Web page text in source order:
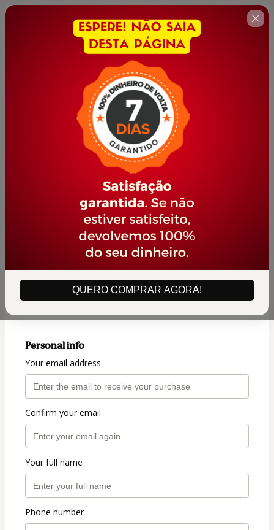
QUERO COMPRAR AGORA!
🇺🇸 Change country
GESTÃO EMPRESARIAL
Author: PORTAL JOVEM EMPREENDEDOR
$42.00
(+ applicable taxes. Click herefor more
information)
Personal info
Your email address
Confirm your email
Your full name
Phone number